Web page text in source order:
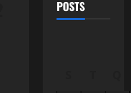
POSTS